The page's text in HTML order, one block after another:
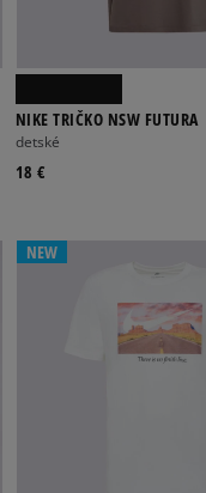
NIKE TRIČKO NSW FUTURA
detské
18 €
NEW